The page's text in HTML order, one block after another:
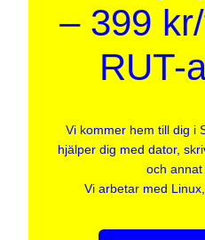
– 399
RUT-
Vi kommer hem till dig i
hjälper dig med dator,
och annat
Vi arbetar med